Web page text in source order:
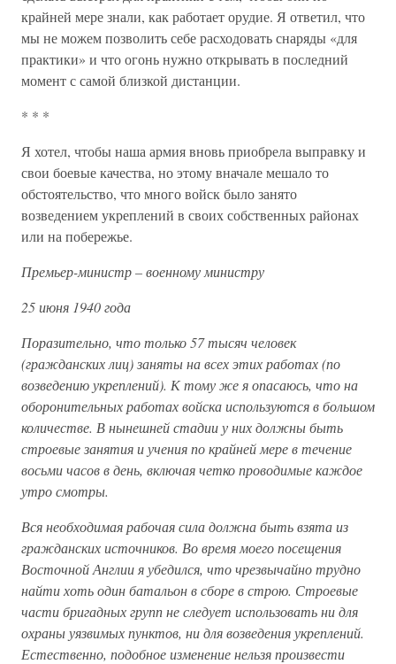
крайней мере знали, как работает орудие. Я ответил, что
мы не можем позволить себе расходовать снаряды «для
практики» и что огонь нужно открывать в последний
момент с самой близкой дистанции.
* * *
Я хотел, чтобы наша армия вновь приобрела выправку и
свои боевые качества, но этому вначале мешало то
обстоятельство, что много войск было занято
возведением укреплений в своих собственных районах
или на побережье.
Премьер-министр – военному министру
25 июня 1940 года
Поразительно, что только 57 тысяч человек
(гражданских лиц) заняты на всех этих работах (по
возведению укреплений). К тому же я опасаюсь, что на
оборонительных работах войска используются в большом
количестве. В нынешней стадии у них должны быть
строевые занятия и учения по крайней мере в течение
восьми часов в день, включая четко проводимые каждое
утро смотры.
Вся необходимая рабочая сила должна быть взята из
гражданских источников. Во время моего посещения
Восточной Англии я убедился, что чрезвычайно трудно
найти хоть один батальон в сборе в строю. Строевые
части бригадных групп не следует использовать ни для
охраны уязвимых пунктов, ни для возведения укреплений.
Естественно, подобное изменение нельзя произвести